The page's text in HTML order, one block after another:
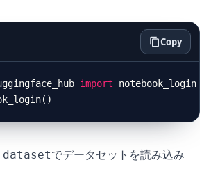
Copy
import
でデータセットを読み込み